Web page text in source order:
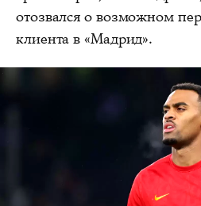
отозвался о возможном
клиента в «Мадрид».